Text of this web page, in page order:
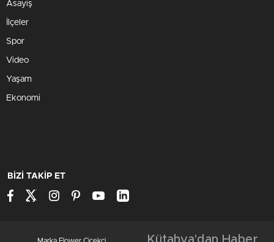
Asayiş
İlçeler
Spor
Video
Yaşam
Ekonomi
BİZİ TAKİP ET